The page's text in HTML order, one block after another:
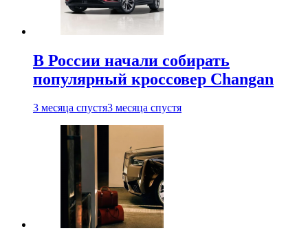
В России начали собирать
популярный кроссовер Changan
3 месяца спустя3 месяца спустя